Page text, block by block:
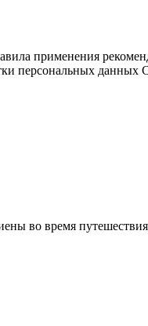
применения
персональных данных
во время путешествия